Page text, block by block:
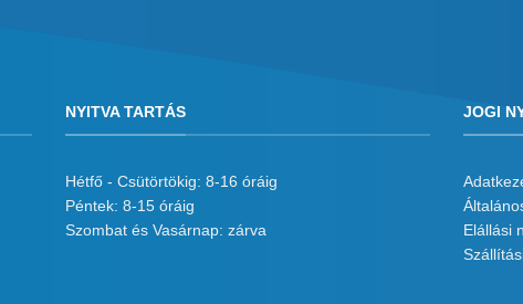
NYITVA TARTÁS
Hétfő - Csütörtökig: 8-16 óráig
Péntek: 8-15 óráig
Szombat és Vasárnap: zárva
JOGI
Elállási